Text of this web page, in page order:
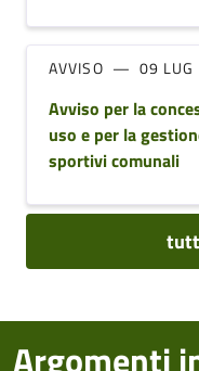
AVVISO 09
Avviso per la
uso e per la
sportivi comunali
Argomenti